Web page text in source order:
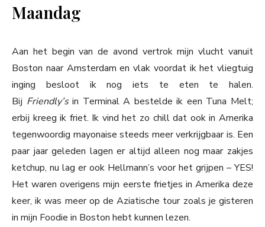
Maandag
Aan het begin van de avond vertrok mijn vlucht vanuit
Boston naar Amsterdam en vlak voordat ik het vliegtuig
inging besloot ik nog iets te eten te halen.
Bij Friendly’sin Terminal A bestelde ik een Tuna Melt;
erbij kreeg ik friet. Ik vind het zo chill dat ook in Amerika
tegenwoordig mayonaise steeds meer verkrijgbaar is. Een
paar jaar geleden lagen er altijd alleen nog maar zakjes
ketchup, nu lag er ook Hellmann’s voor het grijpen – YES!
Het waren overigens mijn eerste frietjes in Amerika deze
keer, ik was meer op de Aziatische tour zoals je gisteren
in mijn Foodie in Boston hebt kunnen lezen.